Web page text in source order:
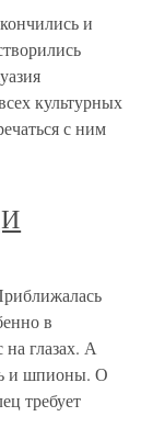
и
культурных
с ним
в
глазах. А
и шпионы. О
требует